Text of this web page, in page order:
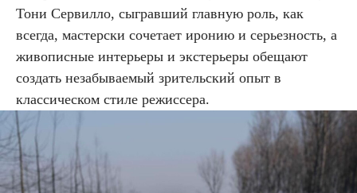
Тони Сервилло, сыгравший главную роль, как
всегда, мастерски сочетает иронию и серьезность, а
живописные интерьеры и экстерьеры обещают
создать незабываемый зрительский опыт в
классическом стиле режиссера.